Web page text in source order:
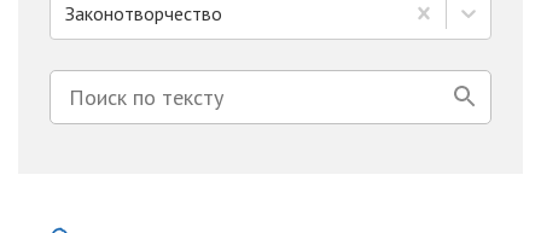
Законотворчество